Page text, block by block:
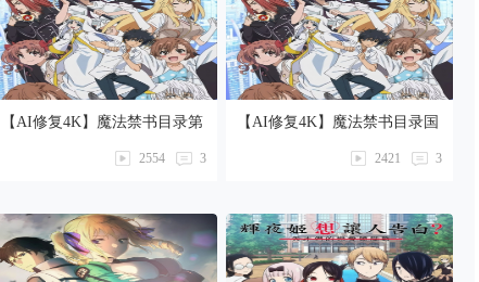
【AI修复4K】魔法禁书目录第
3
2554
【AI修复4K】魔法禁书目录国
3
2421